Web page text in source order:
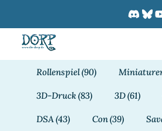
springen
Rollenspiel(90)
3D-Druck(83) 3D(61)
DSA (43) Con(39)